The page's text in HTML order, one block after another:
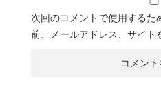
次回のコメントで使用するた
前、メールアドレス、サイト